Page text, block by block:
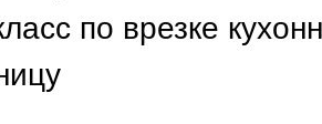
по врезке